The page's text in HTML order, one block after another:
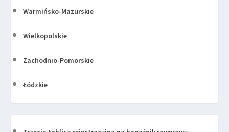
Warmińsko-Mazurskie
Wielkopolskie
Zachodnio-Pomorskie
Łódzkie